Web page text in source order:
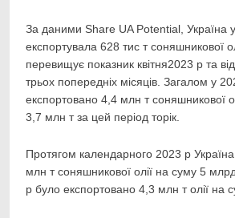
За даними Share UA Potential, Україна у
експортувала 628 тис т соняшникової
перевищує показник квітня2023 р та
трьох попередніх місяців. Загалом у
експортовано 4,4 млн т соняшникової
3,7 млн т за цей період торік.
Протягом календарного 2023 р
млн т соняшникової олії на суму 5
р було експортовано 4,3 млн т олії на